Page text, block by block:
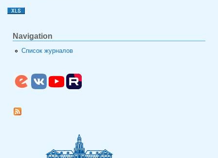
Navigation
Список журналов